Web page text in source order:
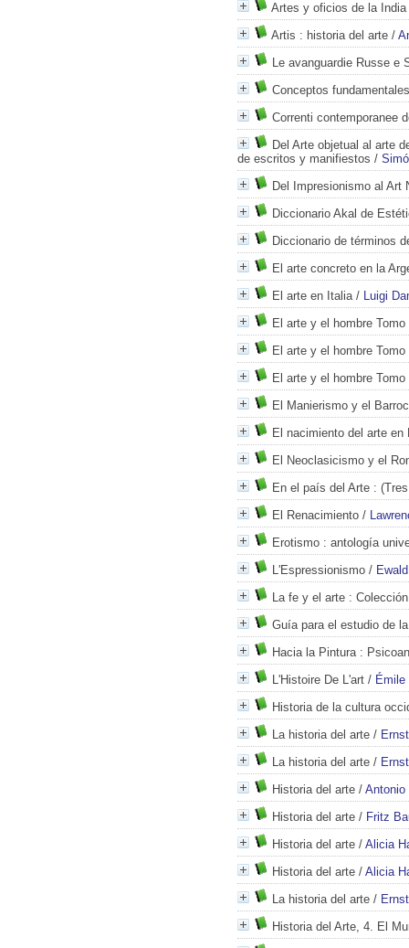
Artes y oficios de la India
Artis : historia del arte /
Le avanguardie Russe e
Conceptos
Correnti contemporanee
Del Arte objetual al arte
de escritos y manifiestos /
Del Impresionismo al Art
Diccionario Akal de
Diccionario de términos
El arte concreto en la
El arte en Italia/ Luigi
El arte y el hombre Tomo
El arte y el hombre Tomo
El arte y el hombre Tomo
El Manierismo y el
El nacimiento del arte en
El Neoclasicismo y el
En el país del Arte :
El Renacimiento /
Erotismo : antología
L'Espressionismo /
La fe y el arte :
Guía para el estudio de
Hacia la Pintura:
L'Histoire De L'art /
Historia de la cultura
La historia del arte /
La historia del arte /
Historia del arte / Antonio
Historia del arte / Fritz
Historia del arte / Alicia
Historia del arte / Alicia
La historia del arte /
Historia del Arte, 4. El